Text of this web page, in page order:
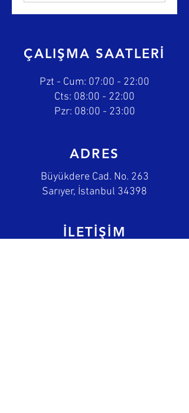
ÇALIŞMA SAATLERİ
Pzt - Cum: 07:00 - 22:00
​​Cts: 08:00 - 22:00
​Pzr: 08:00 - 23:00
ADRES
Büyükdere Cad. No. 263
Sarıyer, İstanbul 34398
İLETİŞİM